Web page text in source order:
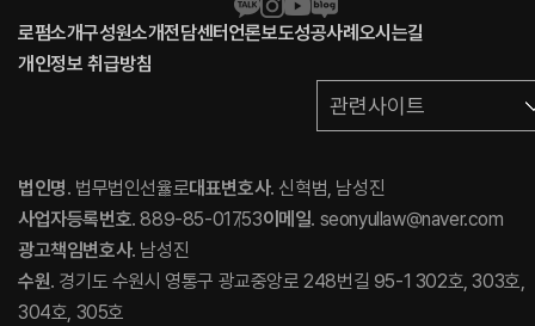
로펌소개구성원소개전담센터언론보도성공사례 오시는길
개인정보 취급방침
관련사이트
법인명. 법무법인선율로대표변호사. 신혁범, 남성진
사업자등록번호. 889-85-01753이메일. seonyullaw@naver.com
광고책임변호사. 남성진
수원. 경기도 수원시 영통구 광교중앙로 248번길 95-1 302호, 303호,
304호, 305호